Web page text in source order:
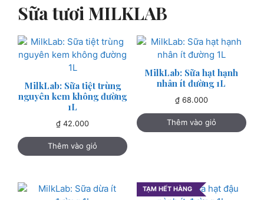
Sữa tươi MILKLAB
MilkLab: Sữa tiệt trùng
nguyên kem không đường
1L
₫ 42.000
Thêm vào giỏ
MilkLab: Sữa hạt hạnh
nhân ít đường 1L
₫68.000
Thêm vào giỏ
TẠM HẾT HÀNG